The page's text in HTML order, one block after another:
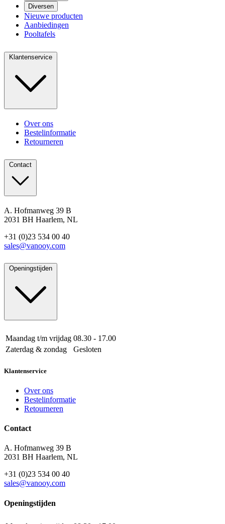
Diversen
Nieuwe producten
Aanbiedingen
Pooltafels
Klantenservice
Over ons
Bestelinformatie
Retourneren
Contact
A. Hofmanweg 39 B
2031 BH Haarlem, NL
+31 (0)23 534 00 40
sales@vanooy.com
Openingstijden
Maandag t/m vrijdag 08.30 - 17.00
Zaterdag & zondag
Gesloten
Klantenservice
Over ons
Bestelinformatie
Retourneren
Contact
A. Hofmanweg 39 B
2031 BH Haarlem, NL
+31 (0)23 534 00 40
sales@vanooy.com
Openingstijden